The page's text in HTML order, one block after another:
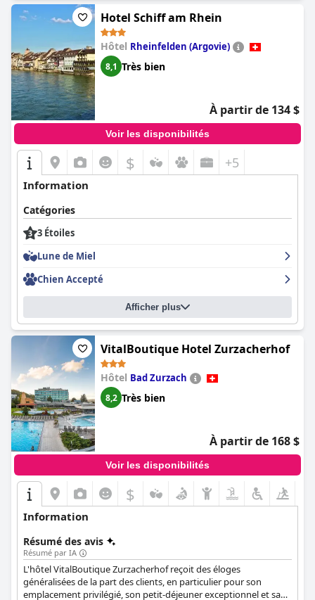
Hotel Schiff am Rhein
Hôtel Rheinfelden (Argovie)
8,1 Très bien
À partir de 134 $
Voir les disponibilités
$ +5
Information
Catégories
3 Étoiles
Lune de Miel
Chien Accepté
Afficher plus
VitalBoutique Hotel Zurzacherhof
Hôtel Bad Zurzach
8,2 Très bien
À partir de 168 $
Voir les disponibilités
$
Information
Résumé des avis
Résumé par IA
L'hôtel VitalBoutique Zurzacherhof reçoit des éloges
généralisées de la part des clients, en particulier pour son
emplacement privilégié, son petit-déjeuner exceptionnel et sa